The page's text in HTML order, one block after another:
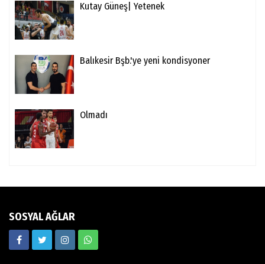
Kutay Güneş| Yetenek
Balıkesir Bşb.'ye yeni kondisyoner
Olmadı
SOSYAL AĞLAR